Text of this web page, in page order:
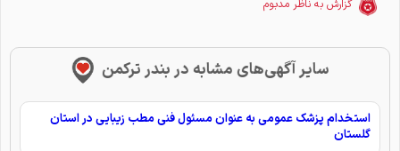
گزارش به ناظر مدبوم
سایر آگهی‌های مشابه در بندر ترکمن
استخدام پزشک عمومی به عنوان مسئول فنی مطب زیبایی در استان
گلستان